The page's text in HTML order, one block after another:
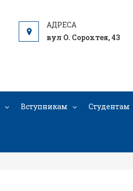
вул О. Сорохтея, 43
Вступникам Студентам